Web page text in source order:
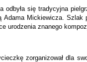
odbyła się tradycyjna
Adama Mickiewicza. Szlak
urodzenia znanego
zorganizował dla